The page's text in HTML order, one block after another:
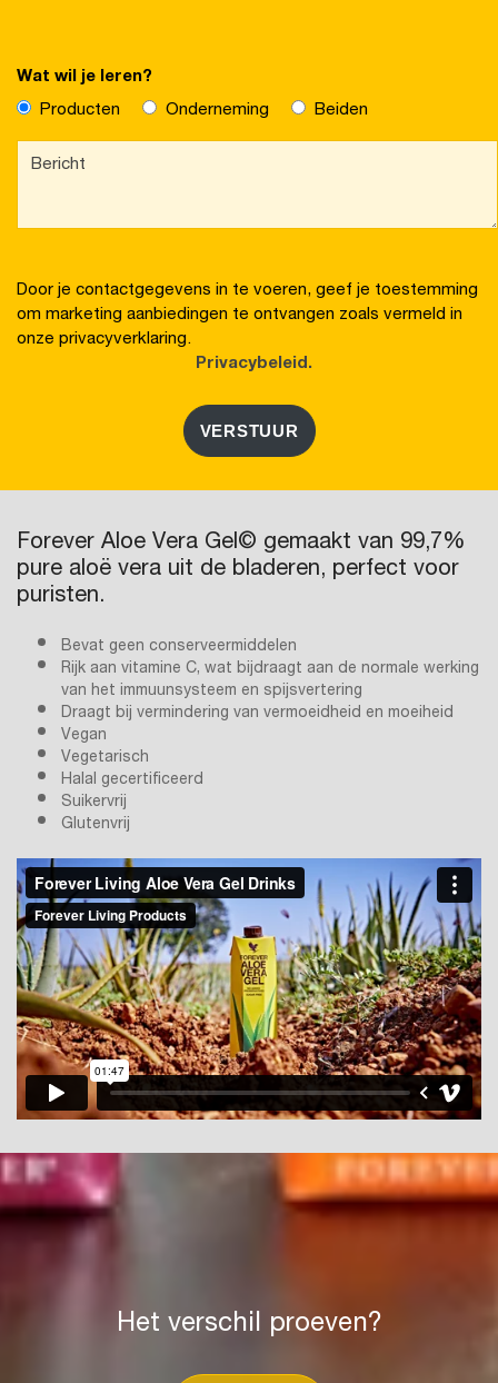
Wat wil je leren?
Producten
Onderneming Beiden
Door je contactgegevens in te voeren, geef je toestemming
om marketing aanbiedingen te ontvangen zoals vermeld in
onze privacyverklaring.
Privacybeleid.
VERSTUUR
Forever Aloe Vera Gel© gemaakt van 99,7%
pure aloë vera uit de bladeren, perfect voor
puristen.
Bevat geen conserveermiddelen
Rijk aan vitamine C, wat bijdraagt aan de normale werking
van het immuunsysteem en spijsvertering
Draagt bij vermindering van vermoeidheid en moeiheid
Vegan
Vegetarisch
Halal gecertificeerd
Suikervrij
Glutenvrij
Het verschil proeven?